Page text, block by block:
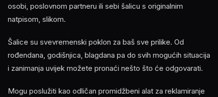
osobi, poslovnom partneru ili sebi šalicu s originalnim
natpisom, slikom.
Šalice su svevremenski poklon za baš sve prilike. Od
rođendana, godišnjica, blagdana pa do svih mogućih situacija
i zanimanja uvijek možete pronaći nešto što će odgovarati.
Mogu poslužiti kao odličan promidžbeni alat za reklamiranje